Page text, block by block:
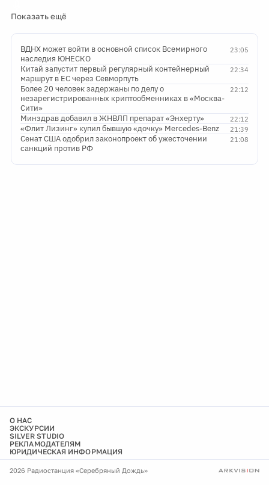
Показать ещё
23:05
ВДНХ может войти в основной список Всемирного
наследия ЮНЕСКО
22:34
Китай запустит первый регулярный контейнерный
маршрут в ЕС через Севморпуть
22:12
Более 20 человек задержаны по делу о
незарегистрированных криптообменниках в «Москва-
Сити»
22:12
Минздрав добавил в ЖНВЛП препарат «Энхерту»
21:39
«Флит Лизинг» купил бывшую «дочку» Mercedes-Benz
21:08
Сенат США одобрил законопроект об ужесточении
санкций против РФ
О НАС
ЭКСКУРСИИ
SILVER STUDIO
РЕКЛАМОДАТЕЛЯМ
ЮРИДИЧЕСКАЯ ИНФОРМАЦИЯ
2026 Радиостанция «Серебряный Дождь»